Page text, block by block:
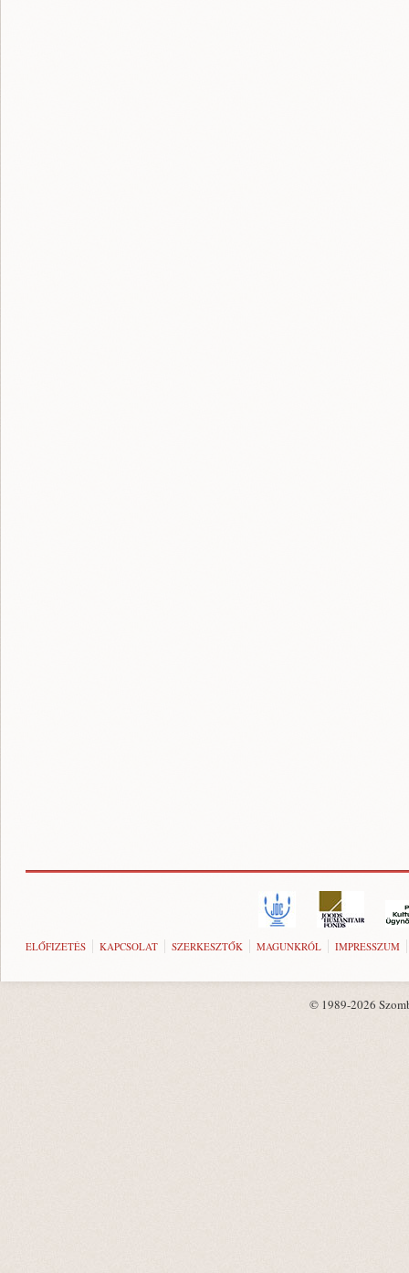
ELŐFIZETÉS KAPCSOLAT SZERKESZTŐK MAGUNKRÓL IMPRESSZUM
© 1989-2026